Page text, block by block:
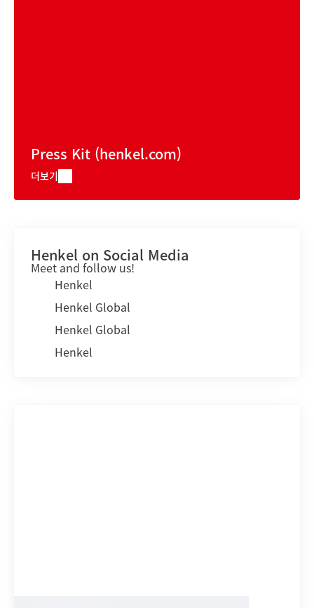
Press Kit (henkel.com)
더보기
Henkel on Social Media
Meet and follow us!
Henkel
Henkel Global
Henkel Global
Henkel